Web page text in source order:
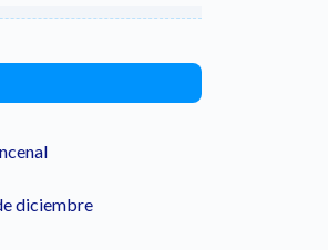
diciembre